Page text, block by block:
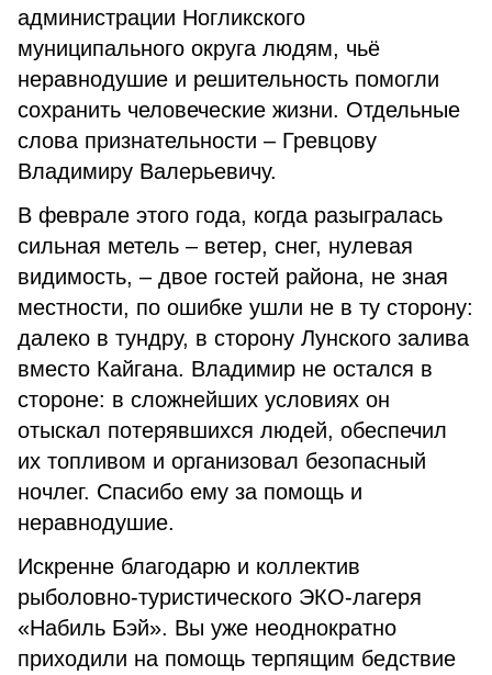
администрации Ногликского
муниципального округа людям, чьё
неравнодушие и решительность помогли
сохранить человеческие жизни. Отдельные
слова признательности – Гревцову
Владимиру Валерьевичу.
В феврале этого года, когда разыгралась
сильная метель – ветер, снег, нулевая
видимость, – двое гостей района, не зная
местности, по ошибке ушли не в ту сторону:
далеко в тундру, в сторону Лунского залива
вместо Кайгана. Владимир не остался в
стороне: в сложнейших условиях он
отыскал потерявшихся людей, обеспечил
их топливом и организовал безопасный
ночлег. Спасибо ему за помощь и
неравнодушие.
Искренне благодарю и коллектив
рыболовно-туристического ЭКО-лагеря
«Набиль Бэй». Вы уже неоднократно
приходили на помощь терпящим бедствие